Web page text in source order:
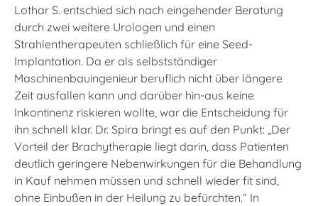
Lothar S. entschied sich nach eingehender Beratung
durch zwei weitere Urologen und einen
Strahlentherapeuten schließlich für eine Seed-
Implantation. Da er als selbstständiger
Maschinenbauingenieur beruflich nicht über längere
Zeit ausfallen kann und darüber hin-aus keine
Inkontinenz riskieren wollte, war die Entscheidung für
ihn schnell klar. Dr. Spira bringt es auf den Punkt: „Der
Vorteil der Brachytherapie liegt darin, dass Patienten
deutlich geringere Nebenwirkungen für die Behandlung
in Kauf nehmen müssen und schnell wieder fit sind,
ohne Einbußen in der Heilung zu befürchten.“ In